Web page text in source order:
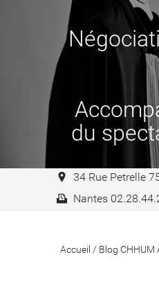
du
34 Rue Petrelle
Nantes
Accueil / Blog CHHUM